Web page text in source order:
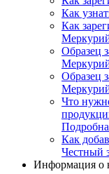
Как
Как
Образец
Образец
Что
Как
Честный
Информация о